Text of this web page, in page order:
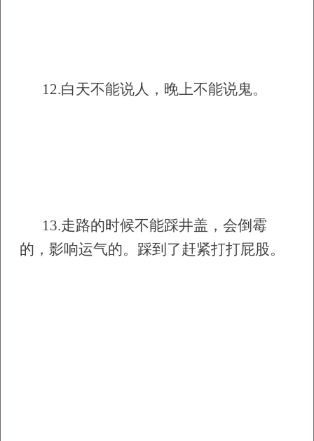
12.白天不能说人，晚上不能说鬼。
13.走路的时候不能踩井盖，会倒霉
的，影响运气的。踩到了赶紧打打屁股。